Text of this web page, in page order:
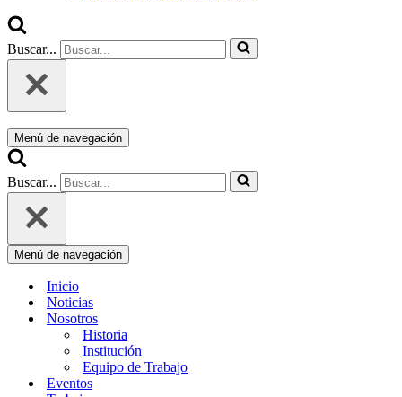
Buscar...
Menú de navegación
Buscar...
Menú de navegación
Inicio
Noticias
Nosotros
Historia
Institución
Equipo de Trabajo
Eventos